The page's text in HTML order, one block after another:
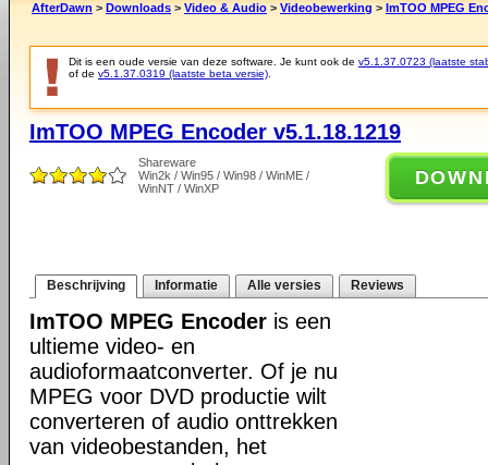
AfterDawn > Downloads > Video & Audio > Videobewerking > ImTOO MPEG
Dit is een oude versie van deze software. Je kunt ook de v5.1.37.0723 (laatste
of de v5.1.37.0319 (laatste beta versie)
ImTOO MPEG Encoder v5.1.18.1219
Shareware
Win2k / Win95 / Win98 / WinME /
WinNT / WinXP
Beschrijving Informatie Alle versies Reviews
ImTOO MPEG Encoder is een
ultieme video- en
audioformaatconverter. Of je nu
MPEG voor DVD productie wilt
converteren of audio onttrekken
van videobestanden, het